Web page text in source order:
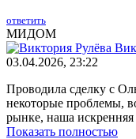
ответить
МИДОМ
03.04.2026, 23:22
Проводила сделку с
некоторые проблемы,
рынке, наша
Показать полностью